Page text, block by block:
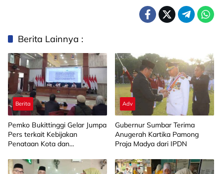
Berita Lainnya :
Berita
Pemko Bukittinggi Gelar Jumpa
Pers terkait Kebijakan
Penataan Kota dan
Daerah
Adv
Gubernur Sumbar Terima
Anugerah Kartika Pamong
Praja Madya dari IPDN